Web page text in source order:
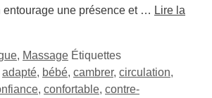
entourage une présence et … Lire la
, Massage Étiquettes
adapté, bébé, cambrer, circulation,
, confortable, contre-